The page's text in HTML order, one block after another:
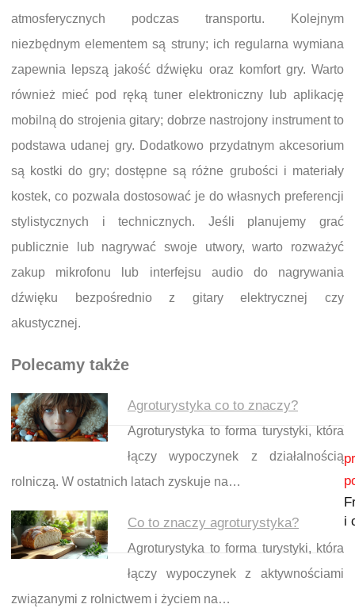
atmosferycznych podczas transportu. Kolejnym
niezbędnym elementem są struny; ich regularna wymiana
zapewnia lepszą jakość dźwięku oraz komfort gry. Warto
również mieć pod ręką tuner elektroniczny lub aplikację
mobilną do strojenia gitary; dobrze nastrojony instrument to
podstawa udanej gry. Dodatkowo przydatnym akcesorium
są kostki do gry; dostępne są różne grubości i materiały
kostek, co pozwala dostosować je do własnych preferencji
stylistycznych i technicznych. Jeśli planujemy grać
publicznie lub nagrywać swoje utwory, warto rozważyć
zakup mikrofonu lub interfejsu audio do nagrywania
dźwięku bezpośrednio z gitary elektrycznej czy
akustycznej.
Polecamy także
Agroturystyka co to znaczy?
Agroturystyka to forma turystyki, która
łączy wypoczynek z działalnością
rolniczą. W ostatnich latach zyskuje na…
Co to znaczy agroturystyka?
Agroturystyka to forma turystyki, która
łączy wypoczynek z aktywnościami
związanymi z rolnictwem i życiem na…
Nawigacja wpisu
i